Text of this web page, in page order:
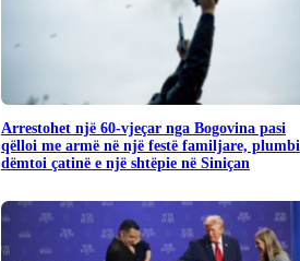
Arrestohet një 60-vjeçar nga Bogovina pasi
qëlloi me armë në një festë familjare, plumbi
dëmtoi çatinë e një shtëpie në Siniçan